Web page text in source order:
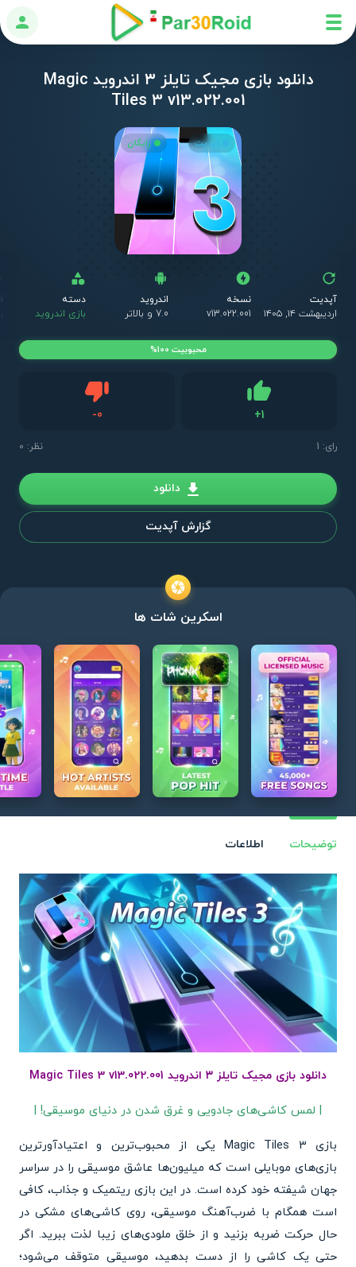
ورود
دانلود بازی مجیک تایلز ۳ اندروید Magic
Tiles 3 v13.022.001
آپدیت رایگان
آپدیت
اردیبهشت ۱۴, ۱۴۰۵
نسخه
v13.022.001
اندروید
7.0 و بالاتر
دسته
بازی اندروید
+1
-0دیس لایک
رای: 1 نظر: 0
محبوبیت 100%
دانلود
گزارش آپدیت
اسکرین شات ها
توضیحات اطلاعات
دانلود بازی مجیک تایلز ۳ اندروید Magic Tiles 3 v13.022.001
| لمس کاشی‌های جادویی و غرق شدن در دنیای موسیقی! |
بازی Magic Tiles 3 یکی از محبوب‌ترین و اعتیادآورترین
بازی‌های موبایلی است که میلیون‌ها عاشق موسیقی را در سراسر
جهان شیفته خود کرده است. در این بازی ریتمیک و جذاب، کافی
است همگام با ضرب‌آهنگ موسیقی، روی کاشی‌های مشکی در
حال حرکت ضربه بزنید و از خلق ملودی‌های زیبا لذت ببرید. اگر
حتی یک کاشی را از دست بدهید، موسیقی متوقف می‌شود؛